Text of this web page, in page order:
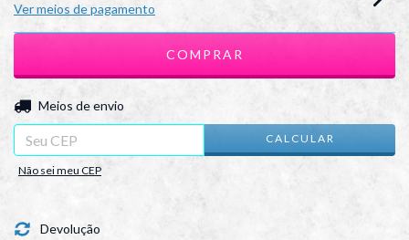
Ver meios de pagamento
Entregas para o CEP:
Meios de envio
CALCULAR
Não sei meu CEP
Devolução